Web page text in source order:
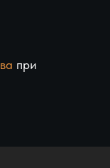
при